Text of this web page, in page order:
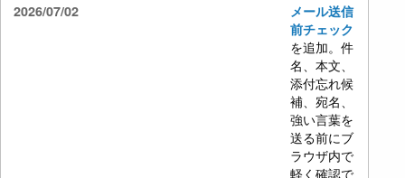
2026/07/02
メール送信
前チェック
を追加。件
名、本文、
添付忘れ候
補、宛名、
強い言葉を
送る前にブ
ラウザ内で
軽く確認で